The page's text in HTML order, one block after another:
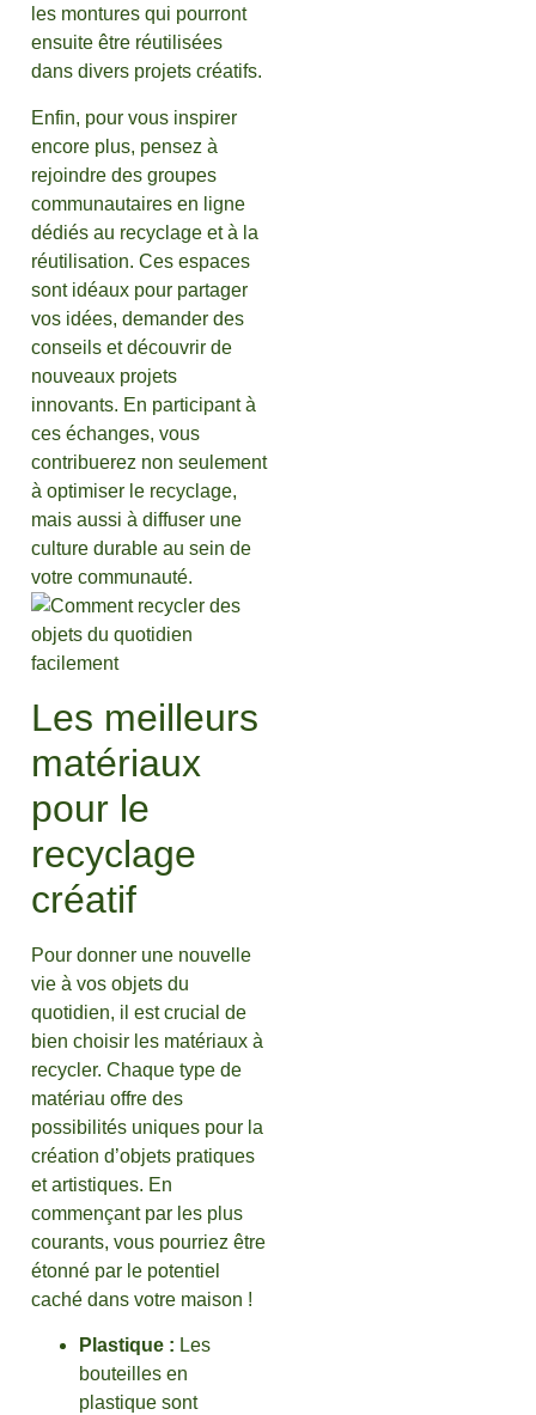
les montures qui pourront
ensuite être réutilisées
dans divers projets créatifs.
Enfin, pour vous inspirer
encore plus, pensez à
rejoindre des groupes
communautaires en ligne
dédiés au recyclage et à la
réutilisation. Ces espaces
sont idéaux pour partager
vos idées, demander des
conseils et découvrir de
nouveaux projets
innovants. En participant à
ces échanges, vous
contribuerez non seulement
à optimiser le recyclage,
mais aussi à diffuser une
culture durable au sein de
votre communauté.
Les meilleurs
matériaux
pour le
recyclage
créatif
Pour donner une nouvelle
vie à vos objets du
quotidien, il est crucial de
bien choisir les matériaux à
recycler. Chaque type de
matériau offre des
possibilités uniques pour la
création d’objets pratiques
et artistiques. En
commençant par les plus
courants, vous pourriez être
étonné par le potentiel
caché dans votre maison !
Plastique : Les
bouteilles en
plastique sont